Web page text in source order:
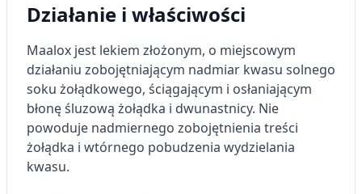
Działanie i właściwości
Maalox jest lekiem złożonym, o miejscowym
działaniu zobojętniającym nadmiar kwasu solnego
soku żołądkowego, ściągającym i osłaniającym
błonę śluzową żołądka i dwunastnicy. Nie
powoduje nadmiernego zobojętnienia treści
żołądka i wtórnego pobudzenia wydzielania
kwasu.